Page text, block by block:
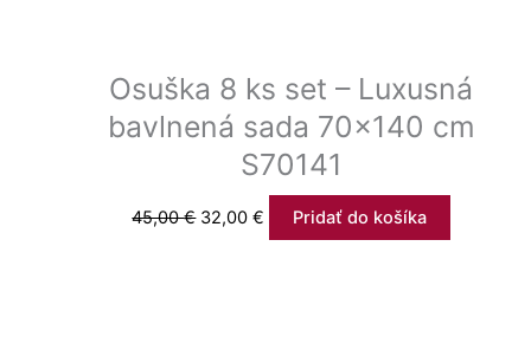
Osuška 8 ks set – Luxusná
bavlnená sada 70×140 cm
S70141
45,00€ 32,00€ Pridať do košíka